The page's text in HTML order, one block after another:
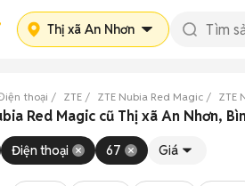
Thị xã An Nhơn
thoại ZTE ZTE Nubia Red Magic ZTE
Red Magic cũ Thị xã An Nhơn,
Điện thoại 67 Giá